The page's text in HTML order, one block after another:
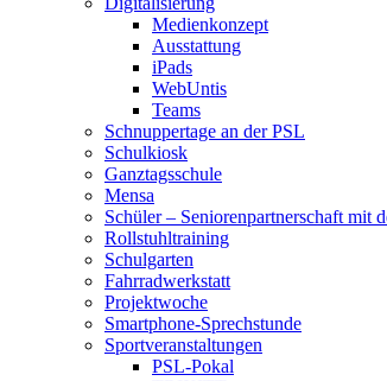
Medienkonzept
Ausstattung
iPads
WebUntis
Teams
Schnuppertage an der PSL
Schulkiosk
Ganztagsschule
Mensa
Schüler – Seniorenpartnerschaft mit
Rollstuhltraining
Schulgarten
Fahrradwerkstatt
Projektwoche
Smartphone-Sprechstunde
Sportveranstaltungen
PSL-Pokal